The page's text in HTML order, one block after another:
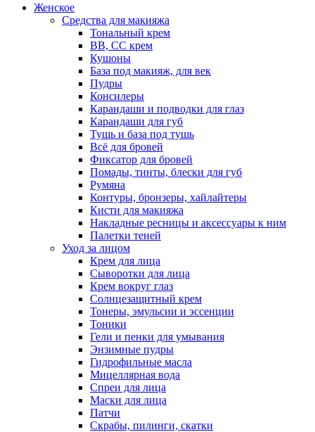
Женское
Средства для макияжа
Тональный крем
BB, CC крем
Кушоны
База под макияж, для век
Пудры
Консилеры
Карандаши и подводки для глаз
Карандаши для губ
Тушь и база под тушь
Всё для бровей
Фиксатор для бровей
Помады, тинты, блески для губ
Румяна
Контуры, бронзеры, хайлайтеры
Кисти для макияжа
Накладные ресницы и аксессуары к ним
Палетки теней
Уход за лицом
Крем для лица
Сыворотки для лица
Крем вокруг глаз
Солнцезащитный крем
Тонеры, эмульсии и эссенции
Тоники
Гели и пенки для умывания
Энзимные пудры
Гидрофильные масла
Мицеллярная вода
Спреи для лица
Маски для лица
Патчи
Скрабы, пилинги, скатки